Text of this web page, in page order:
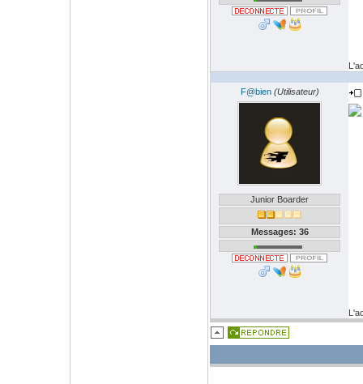
F@bien (Utilisateur)
Junior Boarder
Messages: 36